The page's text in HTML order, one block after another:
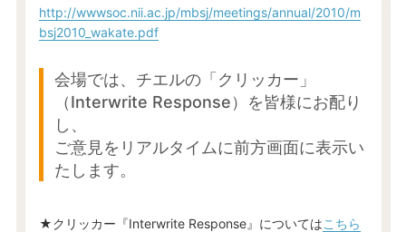
http://wwwsoc.nii.ac.jp/mbsj/meetings/annual/2010/m
bsj2010_wakate.pdf
会場では、チエルの「クリッカー」
（Interwrite Response）を皆様にお配り
し、
ご意見をリアルタイムに前方画面に表示い
たします。
★クリッカー『Interwrite Response』についてはこちら